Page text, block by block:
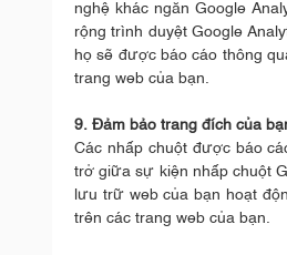
nghệ khác ngăn Google
rộng trình duyệt Google
họ sẽ được báo cáo thông
trang web của bạn.
9. Đảm bảo trang đích của
Các nhấp chuột được báo
trở giữa sự kiện nhấp chuột
lưu trữ web của bạn hoạt
trên các trang web của bạn.